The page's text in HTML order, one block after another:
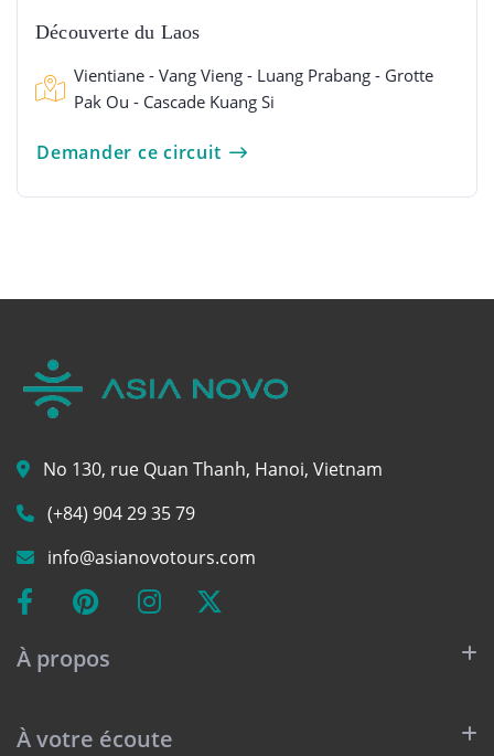
Découverte du Laos
Vientiane - Vang Vieng - Luang Prabang - Grotte
Pak Ou - Cascade Kuang Si
Demander ce circuit
No 130, rue Quan Thanh, Hanoi, Vietnam
(+84) 904 29 35 79
info@asianovotours.com
À propos
À votre écoute